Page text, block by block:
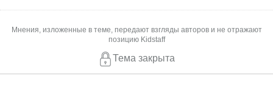
Мнения, изложенные в теме, передают взгляды авторов и не отражают
позицию Kidstaff
Тема закрыта